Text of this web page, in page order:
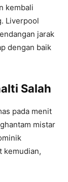
kembali
Liverpool
jarak
dengan baik
Salah
pada menit
mistar
kemudian,